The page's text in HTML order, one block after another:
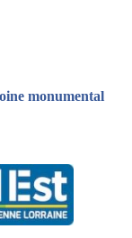
monumental